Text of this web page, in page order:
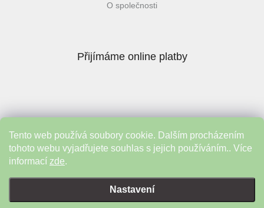
Tento web používá soubory cookie. Dalším procházením
tohoto webu vyjadřujete souhlas s jejich používáním.. Více
informací zde.
Nastavení
O společnosti
Přijímáme online platby
Instagram
Vytvořil Shoptet